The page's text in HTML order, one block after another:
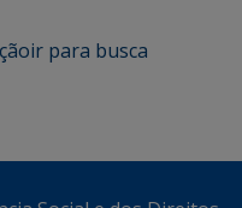
ir para busca